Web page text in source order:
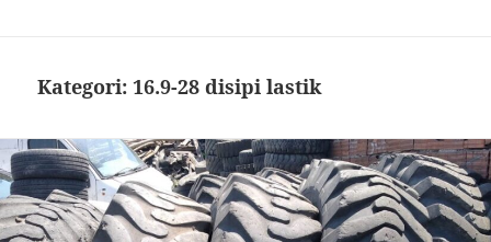
Kategori:16.9-28 disipi lastik